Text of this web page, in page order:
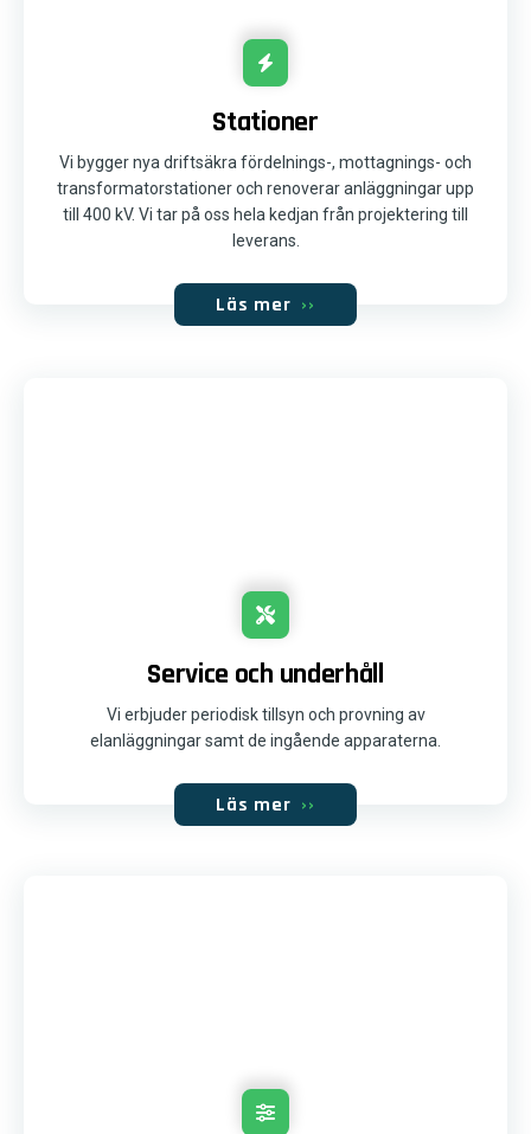
Stationer
Vi bygger nya driftsäkra fördelnings-, mottagnings- och
transformatorstationer och renoverar anläggningar upp
till 400 kV. Vi tar på oss hela kedjan från projektering till
leverans.
Läs mer ››
Service och underhåll
Vi erbjuder periodisk tillsyn och provning av
elanläggningar samt de ingående apparaterna.
Läs mer ››